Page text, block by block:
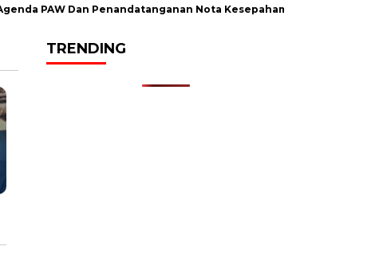
PAW Dan Penandatanganan Nota Kesepahaman KUA – PPAS
TRENDING